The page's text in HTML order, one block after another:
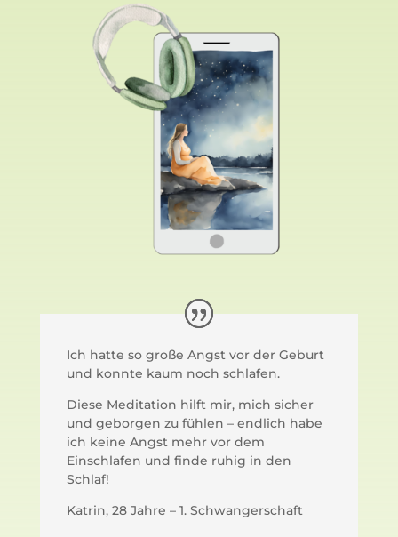
Ich hatte so große Angst vor der Geburt
und konnte kaum noch schlafen.
Diese Meditation hilft mir, mich sicher
und geborgen zu fühlen – endlich habe
ich keine Angst mehr vor dem
Einschlafen und finde ruhig in den
Schlaf!
Katrin, 28 Jahre – 1. Schwangerschaft